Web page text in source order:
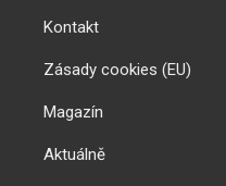
Kontakt
Zásady cookies (EU)
Magazín
Aktuálně